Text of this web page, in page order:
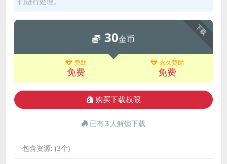
下载
30金币
赞助
免费
永久赞助
免费
购买下载权限
已有3 人解锁下载
包含资源: (3个)